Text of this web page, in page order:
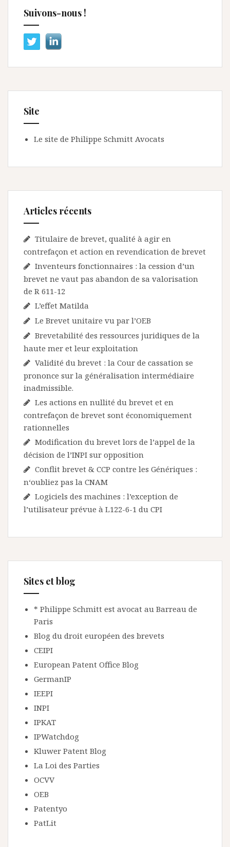
Suivons-nous !
Site
Le site de Philippe Schmitt Avocats
Articles récents
Titulaire de brevet, qualité à agir en
contrefaçon et action en revendication de brevet
Inventeurs fonctionnaires : la cession d’un
brevet ne vaut pas abandon de sa valorisation
de R 611-12
L’effet Matilda
Le Brevet unitaire vu par l’OEB
Brevetabilité des ressources juridiques de la
haute mer et leur exploitation
Validité du brevet : la Cour de cassation se
prononce sur la généralisation intermédiaire
inadmissible.
Les actions en nullité du brevet et en
contrefaçon de brevet sont économiquement
rationnelles
Modification du brevet lors de l’appel de la
décision de l’INPI sur opposition
Conflit brevet & CCP contre les Génériques :
n‘oubliez pas la CNAM
Logiciels des machines : l’exception de
l’utilisateur prévue à L122-6-1 du CPI
Sites et blog
* Philippe Schmitt est avocat au Barreau de
Paris
Blog du droit européen des brevets
CEIPI
European Patent Office Blog
GermanIP
IEEPI
INPI
IPKAT
IPWatchdog
Kluwer Patent Blog
La Loi des Parties
OCVV
OEB
Patentyo
PatLit